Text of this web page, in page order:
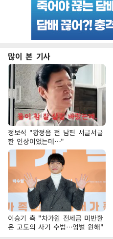
많이 본 기사
정보석 "황정음 전 남편 서글서글
한 인상이었는데…"
이승기 측 "차가원 전세금 미반환
은 고도의 사기 수법…엄벌 원해"